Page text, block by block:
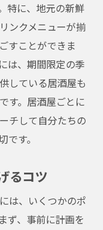
特に、地元の新鮮
ンクメニューが揃
すことができま
は、期間限定の季
している居酒屋も
す。居酒屋ごとに
チして自分たちの
す。
るコツ
は、いくつかのポ
ず、事前に計画を